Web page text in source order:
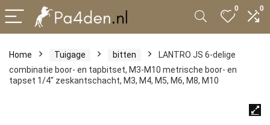
0 0
Home Tuigage bitten
LANTRO JS 6-delige
combinatie boor- en tapbitset, M3-M10 metrische boor- en
tapset 1/4″ zeskantschacht, M3, M4, M5, M6, M8, M10